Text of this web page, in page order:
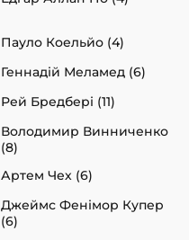
Пауло Коельйо (4)
Геннадій Меламед (6)
Рей Бредбері (11)
Володимир Винниченко
(8)
Артем Чех (6)
Джеймс Фенімор Купер
(6)